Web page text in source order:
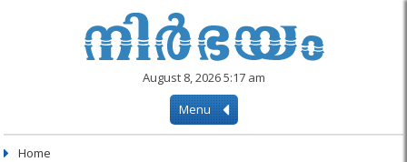
August 8, 2026 5:17 am
Menu
Home